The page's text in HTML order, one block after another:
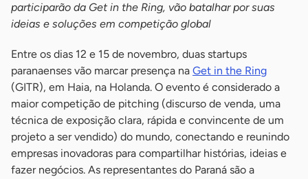
participarão da Get in the Ring, vão batalhar por suas
ideias e soluções em competição global
Entre os dias 12 e 15 de novembro, duas startups
paranaenses vão marcar presença na Get in the Ring
(GITR), em Haia, na Holanda. O evento é considerado a
maior competição de pitching (discurso de venda, uma
técnica de exposição clara, rápida e convincente de um
projeto a ser vendido) do mundo, conectando e reunindo
empresas inovadoras para compartilhar histórias, ideias e
fazer negócios. As representantes do Paraná são a